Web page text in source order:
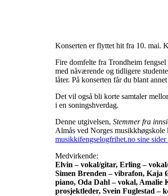
Konserten er flyttet hit fra 10. mai.
Fire domfelte fra Trondheim
med nåværende og tidligere
låter. På konserten får du blant
Det vil også bli korte samtaler
i en soningshverdag.
Denne utgivelsen, Stemmer fra
Almås ved Norges musikkhøgskole
musikkifengselogfrihet.no sine sider
Medvirkende:
Elvin – vokal/gitar, Erling –
Simen Brenden – vibrafon, Kaja
piano, Oda Dahl – vokal, Amalie
prosjektleder, Svein Fuglestad –